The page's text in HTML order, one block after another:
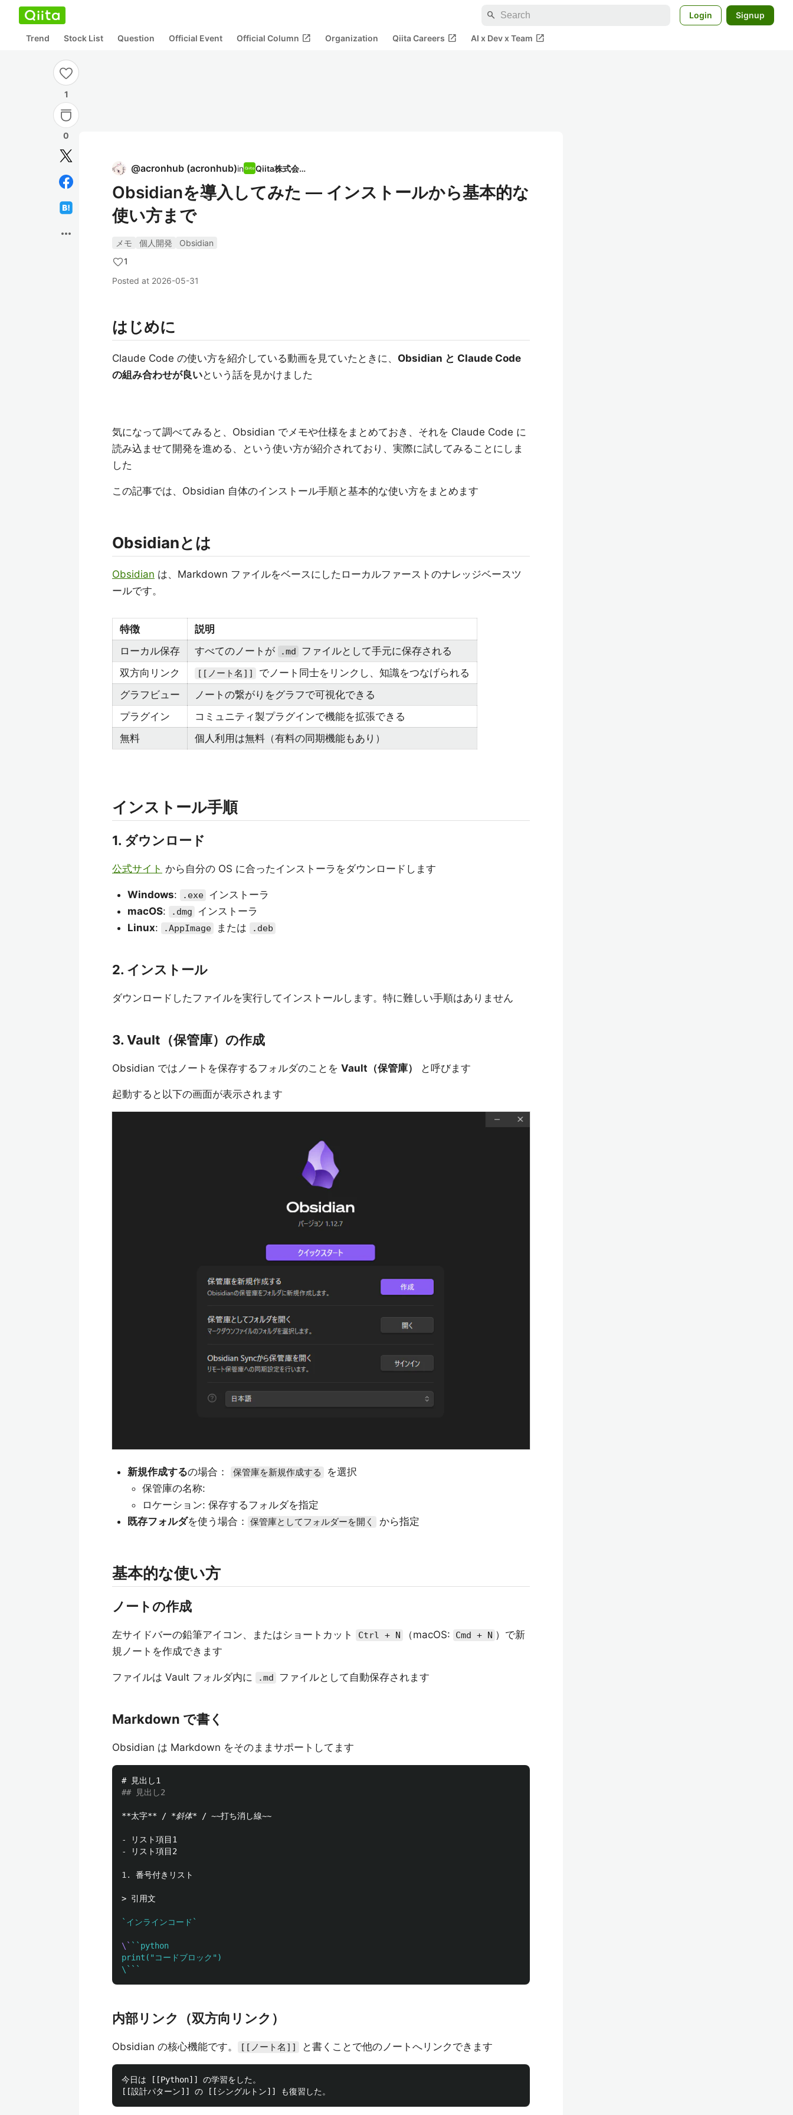
search Login Signup
Trend Stock List Question Official Event Official Column open_in_new Organization Qiita Careers open_in_new AI x Dev x Team open_in_new
1
0
more_horiz
@acronhub (acronhub)in Qiita株式会社
Obsidianを導入してみた — インストールから基本的な
使い方まで
メモ 個人開発
Obsidian
1
Posted at 2026-05-31
はじめに
Claude Code の使い方を紹介している動画を見ていたときに、 Obsidian と Claude Code
の組み合わせが良いという話を見かけました
気になって調べてみると、Obsidian でメモや仕様をまとめておき、それを Claude Code に
読み込ませて開発を進める、という使い方が紹介されており、実際に試してみることにしま
した
この記事では、Obsidian 自体のインストール手順と基本的な使い方をまとめます
Obsidianとは
Obsidian は、Markdown ファイルをベースにしたローカルファーストのナレッジベースツ
ールです。
特徴
説明
ローカル保存
すべてのノートが .md
ファイルとして手元に保存される
双方向リンク
[[ノート名]]
でノート同士をリンクし、知識をつなげられる
グラフビュー
ノートの繋がりをグラフで可視化できる
プラグイン
コミュニティ製プラグインで機能を拡張できる
無料
個人利用は無料（有料の同期機能もあり）
インストール手順
1. ダウンロード
公式サイト から自分の OS に合ったインストーラをダウンロードします
Windows: .exe インストーラ
macOS: .dmg
インストーラ
Linux: .AppImage または .deb
2. インストール
ダウンロードしたファイルを実行してインストールします。特に難しい手順はありません
3. Vault（保管庫）の作成
Obsidian ではノートを保存するフォルダのことを Vault（保管庫） と呼びます
起動すると以下の画面が表示されます
新規作成するの場合： 保管庫を新規作成する
を選択
保管庫の名称:
ロケーション: 保存するフォルダを指定
既存フォルダを使う場合： 保管庫としてフォルダーを開く から指定
基本的な使い方
ノートの作成
左サイドバーの鉛筆アイコン、またはショートカット Ctrl + N （macOS: Cmd + N ）で新
規ノートを作成できます
ファイルは Vault フォルダ内に .md ファイルとして自動保存されます
Markdown で書く
Obsidian は Markdown をそのままサポートしてます
# 見出し1
## 見出し2
**太字** / *斜体*
-
-
1.
> 引用文
`インラインコード`
\` ``python
print("コードブロック")
\```
内部リンク（双方向リンク）
Obsidian の核心機能です。 [[ノート名]] と書くことで他のノートへリンクできます
今日は [[Python]] の学習をした。